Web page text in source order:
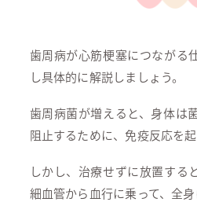
歯周病が心筋梗塞につながる
し具体的に解説しましょう。
歯周病菌が増えると、身体は
阻止するために、免疫反応を起
しかし、治療せずに放置する
細血管から血行に乗って、全身